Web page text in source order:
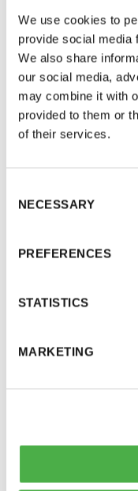
We use cookies to
provide social media
We also share
our social media,
may combine it with
provided to them or
of their services.
Selection
NECESSARY
PREFERENCES
STATISTICS
MARKETING
Hyödynnän
Kun teen
ulkomaalainen
suomalaiseen
suosin ja
pienessä Iin
paikallisen
saunomaan.
siellä ne
Nykyään sauna
Ja ne rakkaat
englanti,
oikolukenut